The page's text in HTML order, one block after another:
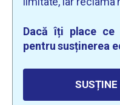
Dacă îți place
pentru susținerea